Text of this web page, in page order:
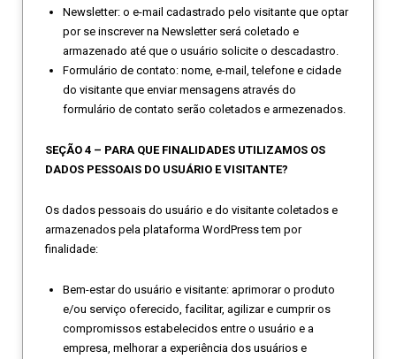
Newsletter: o e-mail cadastrado pelo visitante que optar
por se inscrever na Newsletter será coletado e
armazenado até que o usuário solicite o descadastro.
Formulário de contato: nome, e-mail, telefone e cidade
do visitante que enviar mensagens através do
formulário de contato serão coletados e armezenados.
SEÇÃO 4 – PARA QUE FINALIDADES UTILIZAMOS OS
DADOS PESSOAIS DO USUÁRIO E VISITANTE?
Os dados pessoais do usuário e do visitante coletados e
armazenados pela plataforma WordPress tem por
finalidade:
Bem-estar do usuário e visitante: aprimorar o produto
e/ou serviço oferecido, facilitar, agilizar e cumprir os
compromissos estabelecidos entre o usuário e a
empresa, melhorar a experiência dos usuários e